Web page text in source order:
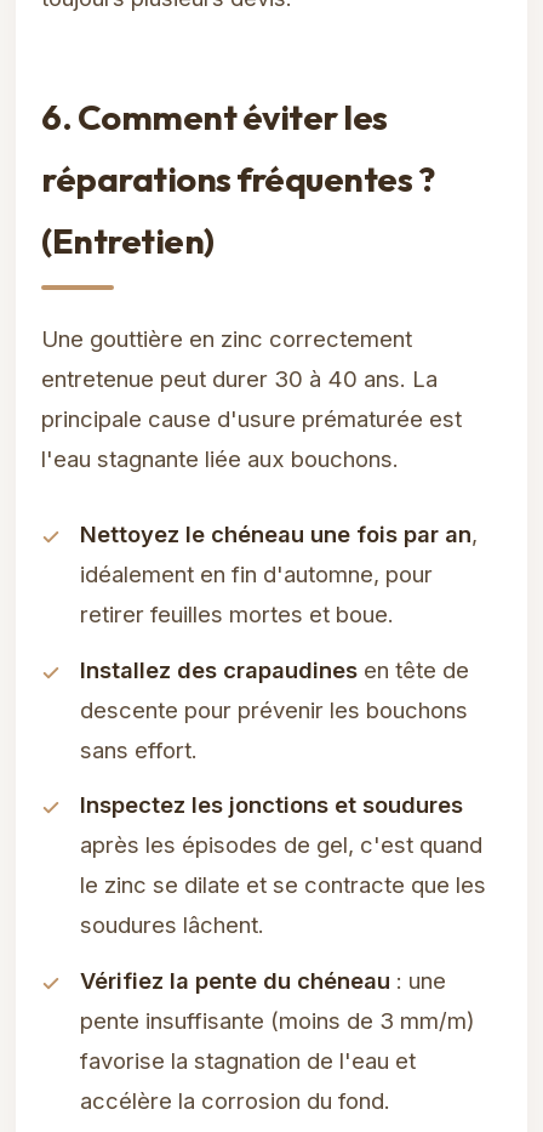
6. Comment éviter les
réparations fréquentes ?
(Entretien)
Une gouttière en zinc correctement
entretenue peut durer 30 à 40 ans. La
principale cause d'usure prématurée est
l'eau stagnante liée aux bouchons.
Nettoyez le chéneau une fois par an,
idéalement en fin d'automne, pour
retirer feuilles mortes et boue.
Installez des crapaudines en tête de
descente pour prévenir les bouchons
sans effort.
Inspectez les jonctions et soudures
après les épisodes de gel, c'est quand
le zinc se dilate et se contracte que les
soudures lâchent.
Vérifiez la pente du chéneau : une
pente insuffisante (moins de 3 mm/m)
favorise la stagnation de l'eau et
accélère la corrosion du fond.